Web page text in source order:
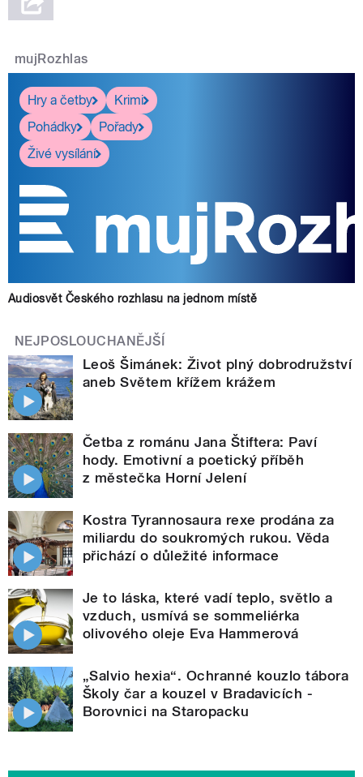
mujRozhlas
Hry a četby
Krimi
Pohádky
Pořady
Živé vysílání
Audiosvět Českého rozhlasu na jednom místě
NEJPOSLOUCHANĚJŠÍ
Leoš Šimánek: Život plný dobrodružství
aneb Světem křížem krážem
Četba z románu Jana Štiftera: Paví
hody. Emotivní a poetický příběh
z městečka Horní Jelení
Kostra Tyrannosaura rexe prodána za
miliardu do soukromých rukou. Věda
přichází o důležité informace
Je to láska, které vadí teplo, světlo a
vzduch, usmívá se sommeliérka
olivového oleje Eva Hammerová
„Salvio hexia“. Ochranné kouzlo tábora
Školy čar a kouzel v Bradavicích -
Borovnici na Staropacku